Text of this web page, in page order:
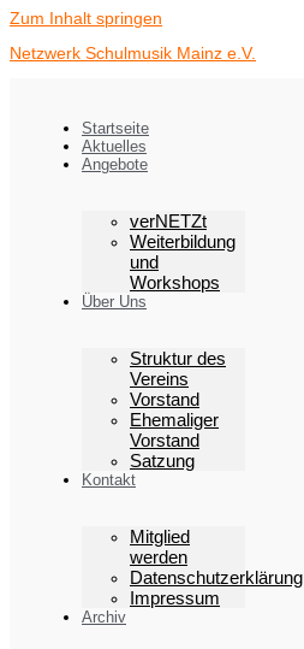
Zum Inhalt springen
Netzwerk Schulmusik Mainz e.V.
Startseite
Aktuelles
Angebote
verNETZt
Weiterbildung
und
Workshops
Über Uns
Struktur des
Vereins
Vorstand
Ehemaliger
Vorstand
Satzung
Kontakt
Mitglied
werden
Datenschutzerklärung
Impressum
Archiv